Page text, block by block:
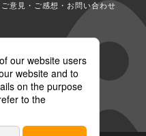
ご意見・ご感想・お問い合わせ
テレ朝チャンネル